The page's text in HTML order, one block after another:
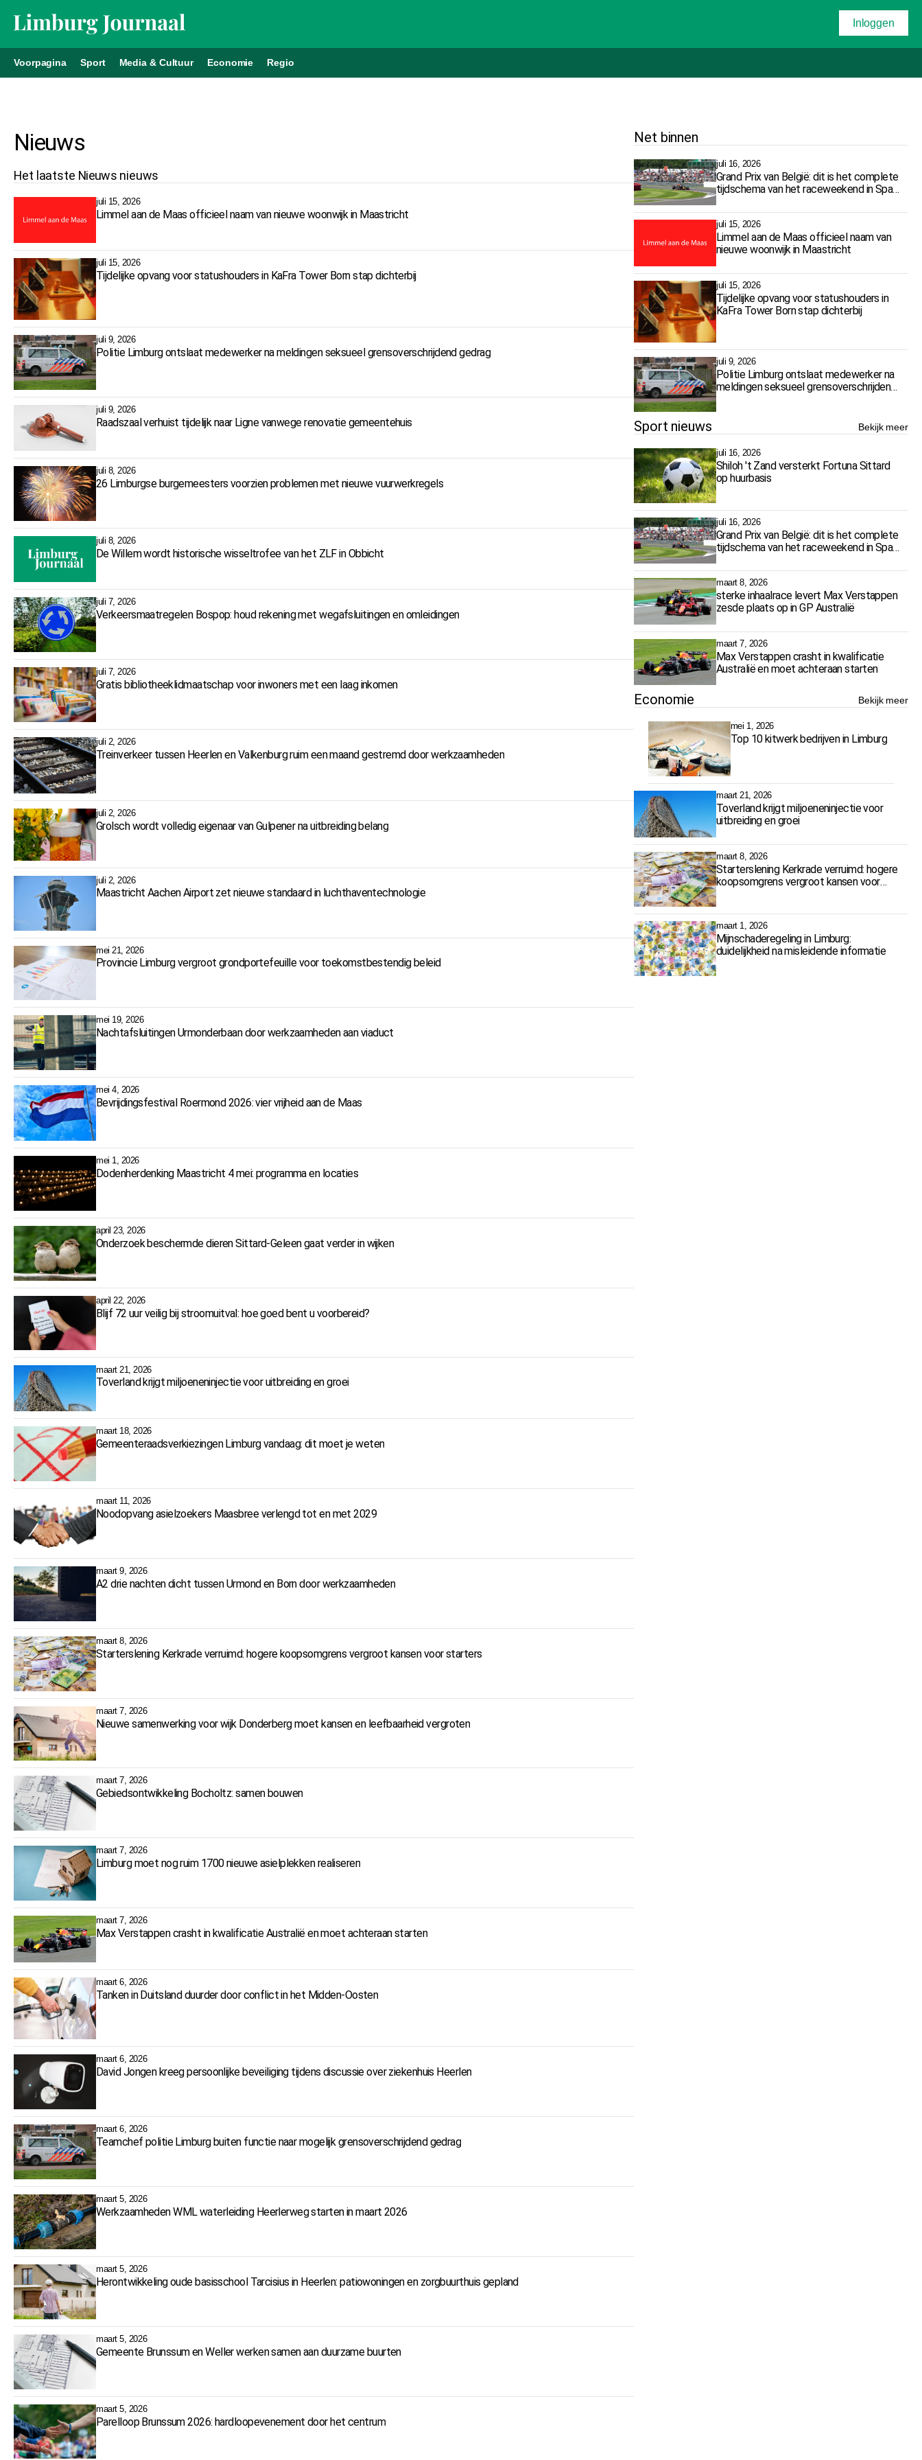
Inloggen
Voorpagina Sport Media & Cultuur Economie Regio
Nieuws
Het laatste Nieuws nieuws
juli 15, 2026
Limmel aan de Maas officieel naam van nieuwe woonwijk in Maastricht
juli 15, 2026
Tijdelijke opvang voor statushouders in KaFra Tower Born stap dichterbij
juli 9, 2026
Politie Limburg ontslaat medewerker na meldingen seksueel grensoverschrijdend gedrag
juli 9, 2026
Raadszaal verhuist tijdelijk naar Ligne vanwege renovatie gemeentehuis
juli 8, 2026
26 Limburgse burgemeesters voorzien problemen met nieuwe vuurwerkregels
juli 8, 2026
De Willem wordt historische wisseltrofee van het ZLF in Obbicht
juli 7, 2026
Verkeersmaatregelen Bospop: houd rekening met wegafsluitingen en omleidingen
juli 7, 2026
Gratis bibliotheeklidmaatschap voor inwoners met een laag inkomen
juli 2, 2026
Treinverkeer tussen Heerlen en Valkenburg ruim een maand gestremd door werkzaamheden
juli 2, 2026
Grolsch wordt volledig eigenaar van Gulpener na uitbreiding belang
juli 2, 2026
Maastricht Aachen Airport zet nieuwe standaard in luchthaventechnologie
mei 21, 2026
Provincie Limburg vergroot grondportefeuille voor toekomstbestendig beleid
mei 19, 2026
Nachtafsluitingen Urmonderbaan door werkzaamheden aan viaduct
mei 4, 2026
Bevrijdingsfestival Roermond 2026: vier vrijheid aan de Maas
mei 1, 2026
Dodenherdenking Maastricht 4 mei: programma en locaties
april 23, 2026
Onderzoek beschermde dieren Sittard-Geleen gaat verder in wijken
april 22, 2026
Blijf 72 uur veilig bij stroomuitval: hoe goed bent u voorbereid?
maart 21, 2026
Toverland krijgt miljoeneninjectie voor uitbreiding en groei
maart 18, 2026
Gemeenteraadsverkiezingen Limburg vandaag: dit moet je weten
maart 11, 2026
Noodopvang asielzoekers Maasbree verlengd tot en met 2029
maart 9, 2026
A2 drie nachten dicht tussen Urmond en Born door werkzaamheden
maart 8, 2026
Starterslening Kerkrade verruimd: hogere koopsomgrens vergroot kansen voor starters
maart 7, 2026
Nieuwe samenwerking voor wijk Donderberg moet kansen en leefbaarheid vergroten
maart 7, 2026
Gebiedsontwikkeling Bocholtz: samen bouwen
maart 7, 2026
Limburg moet nog ruim 1700 nieuwe asielplekken realiseren
maart 7, 2026
Max Verstappen crasht in kwalificatie Australië en moet achteraan starten
maart 6, 2026
Tanken in Duitsland duurder door conflict in het Midden-Oosten
maart 6, 2026
David Jongen kreeg persoonlijke beveiliging tijdens discussie over ziekenhuis Heerlen
maart 6, 2026
Teamchef politie Limburg buiten functie naar mogelijk grensoverschrijdend gedrag
maart 5, 2026
Werkzaamheden WML waterleiding Heerlerweg starten in maart 2026
maart 5, 2026
Herontwikkeling oude basisschool Tarcisius in Heerlen: patiowoningen en zorgbuurthuis gepland
maart 5, 2026
Gemeente Brunssum en Weller werken samen aan duurzame buurten
maart 5, 2026
Parelloop Brunssum 2026: hardloopevenement door het centrum
Net binnen
juli 16, 2026
Grand Prix van België: dit is het complete
tijdschema van het raceweekend in Spa-
juli 15, 2026
Limmel aan de Maas officieel naam van
nieuwe woonwijk in Maastricht
juli 15, 2026
Tijdelijke opvang voor statushouders in
KaFra Tower Born stap dichterbij
juli 9, 2026
Politie Limburg ontslaat medewerker na
meldingen seksueel grensoverschrijdend
Sport nieuws Bekijk meer
juli 16, 2026
Shiloh 't Zand versterkt Fortuna Sittard
op huurbasis
juli 16, 2026
Grand Prix van België: dit is het complete
tijdschema van het raceweekend in Spa-
maart 8, 2026
sterke inhaalrace levert Max Verstappen
zesde plaats op in GP Australië
maart 7, 2026
Max Verstappen crasht in kwalificatie
Australië en moet achteraan starten
Economie Bekijk meer
mei 1, 2026
Top 10 kitwerk bedrijven in Limburg
maart 21, 2026
Toverland krijgt miljoeneninjectie voor
uitbreiding en groei
maart 8, 2026
Starterslening Kerkrade verruimd: hogere
koopsomgrens vergroot kansen voor
maart 1, 2026
Mijnschaderegeling in Limburg:
duidelijkheid na misleidende informatie